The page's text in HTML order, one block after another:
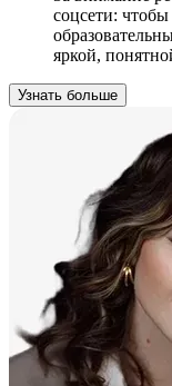
соцсети:
яркой,
Узнать больше